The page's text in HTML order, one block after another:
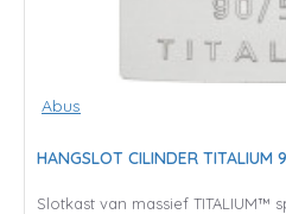
Abus
HANGSLOT CILINDER
Slotkast van massief TITALIUM™